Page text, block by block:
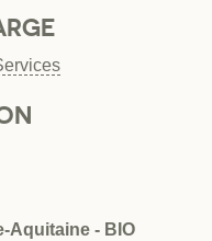
Aquitaine - BIO